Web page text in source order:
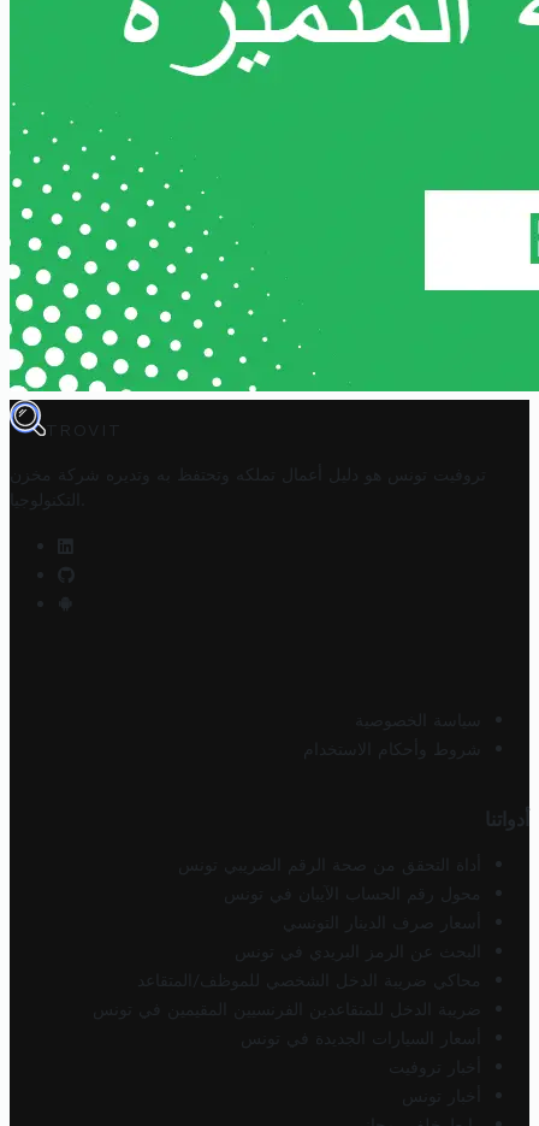
TROVIT
تروفيت تونس هو دليل أعمال تملكه وتحتفظ به وتديره
شركة مخزن
التكنولوجيا
سياسة الخصوصية
شروط وأحكام الاستخدام
أدواتنا
أداة التحقق من صحة الرقم الضريبي تونس
محول رقم الحساب الآيبان في تونس
أسعار صرف الدينار التونسي
البحث عن الرمز البريدي في تونس
محاكي ضريبة الدخل الشخصي للموظف/المتقاعد
ضريبة الدخل للمتقاعدين الفرنسيين المقيمين في تونس
أسعار السيارات الجديدة في تونس
أخبار تروفيت
أخبار تونس